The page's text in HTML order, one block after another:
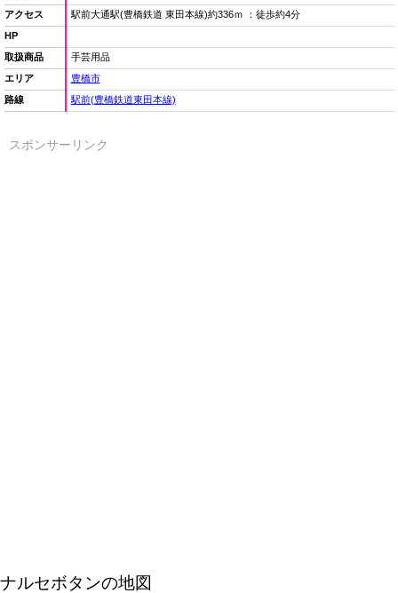
アクセス
駅前大通駅(豊橋鉄道 東田本線)約336ｍ ：徒歩約4分
HP
取扱商品
手芸用品
エリア
豊橋市
路線
駅前(豊橋鉄道東田本線)
スポンサーリンク
ナルセボタンの地図